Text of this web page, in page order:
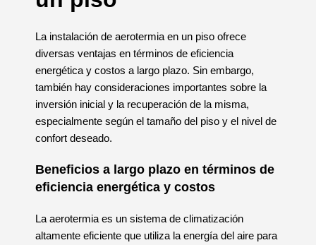
La instalación de aerotermia en un piso ofrece
diversas ventajas en términos de eficiencia
energética y costos a largo plazo. Sin embargo,
también hay consideraciones importantes sobre la
inversión inicial y la recuperación de la misma,
especialmente según el tamaño del piso y el nivel de
confort deseado.
Beneficios a largo plazo en términos de
eficiencia energética y costos
La aerotermia es un sistema de climatización
altamente eficiente que utiliza la energía del aire para